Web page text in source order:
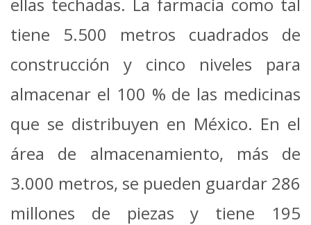
tiene 5.500 metros cuadrados de
construcción y cinco niveles para
almacenar el 100 % de las medicinas
que se distribuyen en México. En el
área de almacenamiento, más de
3.000 metros, se pueden guardar 286
millones de piezas y tiene 195